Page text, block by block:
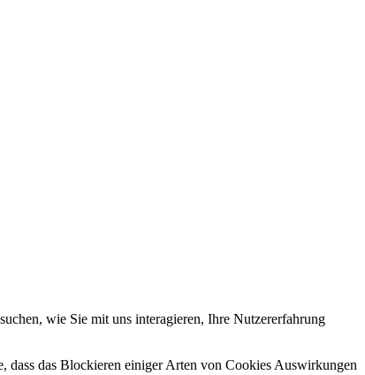
wie Sie mit uns interagieren, Ihre Nutzererfahrung
dass das Blockieren einiger Arten von Cookies Auswirkungen